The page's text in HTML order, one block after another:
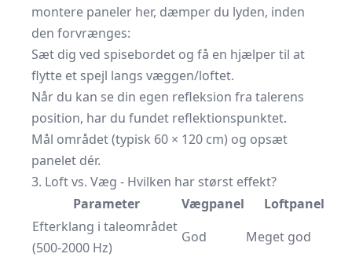
montere paneler her, dæmper du lyden, inden
den forvrænges:
Sæt dig ved spisebordet og få en hjælper til at
flytte et spejl langs væggen/loftet.
Når du kan se din egen refleksion fra talerens
position, har du fundet reflektionspunktet.
Mål området (typisk 60 × 120 cm) og opsæt
panelet dér.
3. Loft vs. Væg - Hvilken har størst effekt?
Parameter
Vægpanel
Loftpanel
Efterklang i taleområdet
(500-2000 Hz)
God Meget god